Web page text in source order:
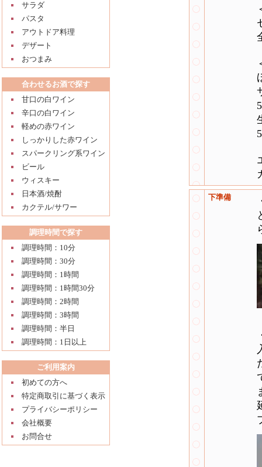
サラダ
パスタ
アウトドア料理
デザート
おつまみ
合わせるお酒で探す
甘口の白ワイン
辛口の白ワイン
軽めの赤ワイン
しっかりした赤ワイン
スパークリング系ワイン
ビール
ウィスキー
日本酒/焼酎
カクテル/サワー
調理時間で探す
調理時間：10分
調理時間：30分
調理時間：1時間
調理時間：1時間30分
調理時間：2時間
調理時間：3時間
調理時間：半日
調理時間：1日以上
ご利用案内
初めての方へ
特定商取引に基づく表示
プライバシーポリシー
会社概要
お問合せ
下準備